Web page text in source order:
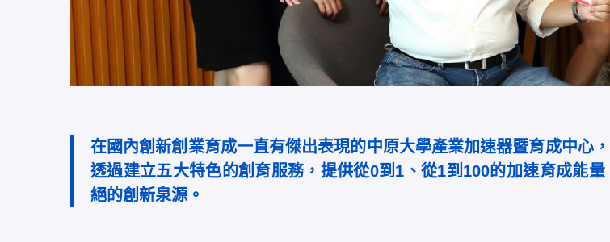
在國內創新創業育成一直有傑出表現的中原大學產業加速器暨育成中心
透過建立五大特色的創育服務，提供從0到1、從1到100的加速育成能
絕的創新泉源。